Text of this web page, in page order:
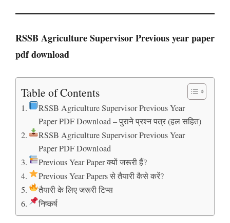
RSSB Agriculture Supervisor Previous year paper
pdf download
Table of Contents
RSSB Agriculture Supervisor Previous Year
Paper PDF Download – पुराने प्रश्न पत्र (हल सहित)
RSSB Agriculture Supervisor Previous Year
Paper PDF Download
Previous Year Paper क्यों जरूरी हैं?
Previous Year Papers से तैयारी कैसे करें?
तैयारी के लिए जरूरी टिप्स
निष्कर्ष